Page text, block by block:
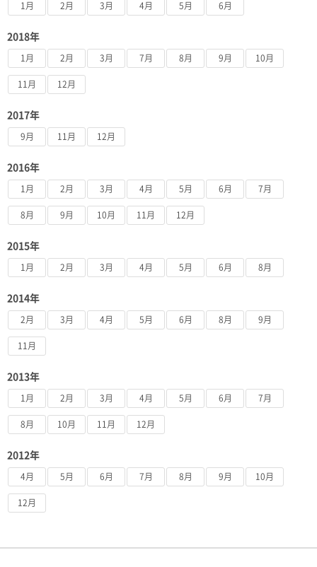
1月 2月 3月 4月 5月 6月
2018年
1月 2月 3月 7月 8月 9月 10月
11月 12月
2017年
9月 11月 12月
2016年
1月 2月 3月 4月 5月 6月 7月
8月 9月 10月 11月 12月
2015年
1月 2月 3月 4月 5月 6月 8月
2014年
2月 3月 4月 5月 6月 8月 9月
11月
2013年
1月 2月 3月 4月 5月 6月 7月
8月 10月 11月 12月
2012年
4月 5月 6月 7月 8月 9月 10月
12月